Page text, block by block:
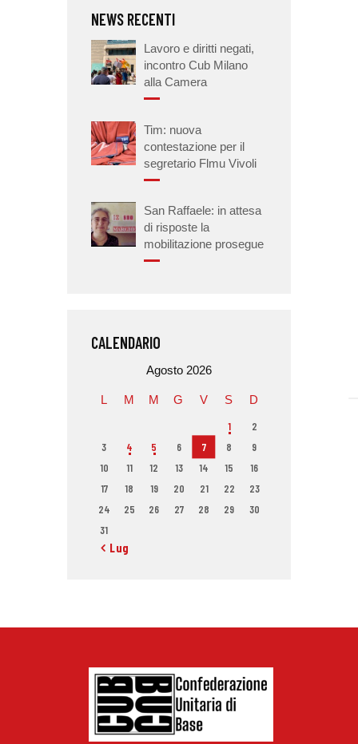
NEWS RECENTI
Lavoro e diritti negati,
incontro Cub Milano
alla Camera
Tim: nuova
contestazione per il
segretario Flmu Vivoli
San Raffaele: in attesa
di risposte la
mobilitazione prosegue
CALENDARIO
Agosto 2026
L M M G V S D
1
2
3
4 5 6 7 8
9
10
11 12 13 14 15
16
17
18 19 20 21 22
23
24
25 26 27 28 29
30
31
« Lug